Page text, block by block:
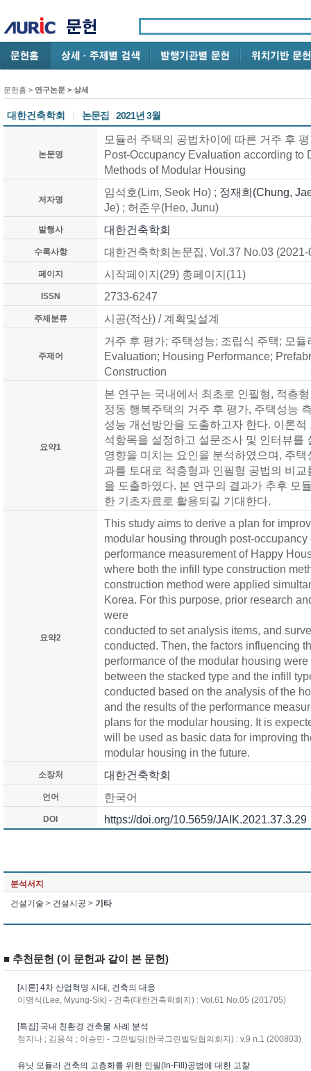
문헌홈 > 연구논문 > 상세
대한건축학회 | 논문집 2021년 3월
논문명
모듈러 주택의 공법차이에 따른 거주 후
Post-Occupancy Evaluation according to
Methods of Modular Housing
저자명
임석호(Lim, Seok Ho) ; 정재희(Chung,
Je) ; 허준우(Heo, Junu)
발행사 대한건축학회
수록사항 대한건축학회논문집, Vol.37 No.03 (2021-
페이지 시작페이지(29) 총페이지(11)
ISSN 2733-6247
주제분류 시공(적산) / 계획및설계
주제어
거주 후 평가; 주택성능; 조립식 주택; 모
Evaluation; Housing Performance;
Construction
요약1
본 연구는 국내에서 최초로 인필형, 적층
정동 행복주택의 거주 후 평가, 주택성능
성능 개선방안을 도출하고자 한다. 이론
석항목을 설정하고 설문조사 및 인터뷰를
영향을 미치는 요인을 분석하였으며, 주
과를 토대로 적층형과 인필형 공법의 비
을 도출하였다. 본 연구의 결과가 추후 모
한 기초자료로 활용되길 기대한다.
요약2
This study aims to derive a plan for
modular housing through post-
performance measurement of Happy
where both the infill type construction
construction method were applied
Korea. For this purpose, prior research
were
conducted to set analysis items, and
conducted. Then, the factors influencing
performance of the modular housing
between the stacked type and the infill
conducted based on the analysis of the
and the results of the performance
plans for the modular housing. It is
will be used as basic data for improving
modular housing in the future.
소장처 대한건축학회
언어 한국어
DOI https://doi.org/10.5659/JAIK.2021.37.3.29
분석서지
건설기술 > 건설시공 > 기타
■ 추천문헌 (이 문헌과 같이 본 문헌)
[시론] 4차 산업혁명 시대, 건축의 대응
이명식(Lee, Myung-Sik) - 건축(대한건축학회지) : Vol.61 No.05 (201705)
[특집] 국내 친환경 건축물 사례 분석
정지나 ; 김용석 ; 이승민 - 그린빌딩(한국그린빌딩협의회지) : v.9 n.1 (200803)
유닛 모듈러 건축의 고층화를 위한 인필(In-Fill)공법에 대한 고찰